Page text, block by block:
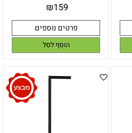
₪159
פרטים נוספים
הוסף לסל